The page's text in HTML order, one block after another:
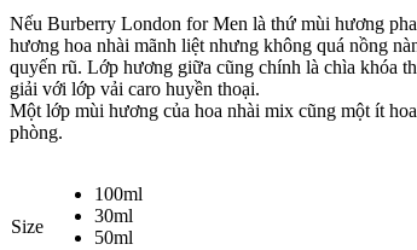
từ
890,000 VND
đến
1,480,000 VND
Nếu Burberry London for Men là thứ mùi hương
hương hoa nhài mãnh liệt nhưng không quá nồng
quyến rũ. Lớp hương giữa cũng chính là chìa khóa
giải với lớp vải caro huyền thoại.
Một lớp mùi hương của hoa nhài mix cũng một ít
phòng.
Size
100ml
30ml
50ml